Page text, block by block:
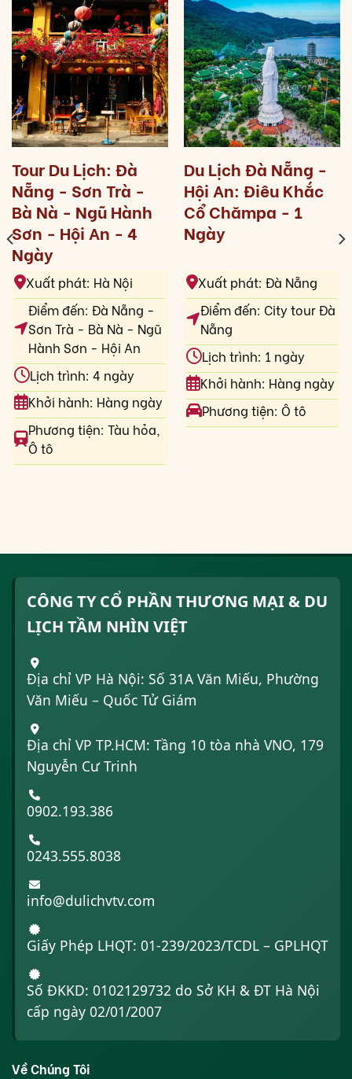
Tour Du Lịch: Đà
Nẵng - Sơn Trà -
Bà Nà - Ngũ Hành
Sơn - Hội An - 4
Ngày
Xuất phát: Hà Nội
Điểm đến: Đà Nẵng -
Sơn Trà - Bà Nà - Ngũ
Hành Sơn - Hội An
Lịch trình: 4 ngày
Khởi hành: Hàng ngày
Phương tiện: Tàu hỏa,
Ô tô
Du Lịch Đà Nẵng -
Hội An: Điêu Khắc
Cổ Chămpa - 1
Ngày
Xuất phát: Đà Nẵng
Điểm đến: City tour Đà
Nẵng
Lịch trình: 1 ngày
Khởi hành: Hàng ngày
Phương tiện: Ô tô
CÔNG TY CỔ PHẦN THƯƠNG MẠI & DU
LỊCH TẦM NHÌN VIỆT
Địa chỉ VP Hà Nội: Số 31A Văn Miếu, Phường
Văn Miếu – Quốc Tử Giám
Địa chỉ VP TP.HCM: Tầng 10 tòa nhà VNO, 179
Nguyễn Cư Trinh
0902.193.386
0243.555.8038
info@dulichvtv.com
Giấy Phép LHQT: 01-239/2023/TCDL – GPLHQT
Số ĐKKD: 0102129732 do Sở KH & ĐT Hà Nội
cấp ngày 02/01/2007
Về Chúng Tôi